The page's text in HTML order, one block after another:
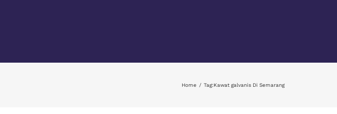
Home Tag:Kawat galvanis Di Semarang